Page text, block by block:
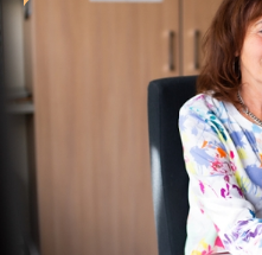
Karriere
Sozialdienste & Zuweisende
Leichte Sprache